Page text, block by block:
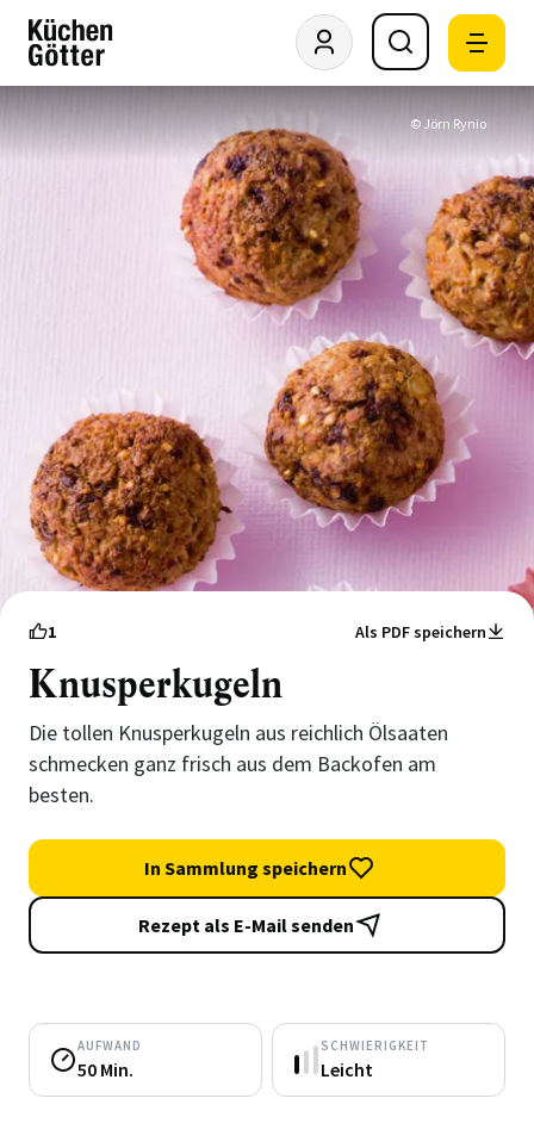
© Jörn Rynio
1 Als PDF speichern
Knusperkugeln
Die tollen Knusperkugeln aus reichlich Ölsaaten
schmecken ganz frisch aus dem Backofen am
besten.
In Sammlung speichern
Rezept als E-Mail senden
AUFWAND
50 Min.
SCHWIERIGKEIT
Leicht